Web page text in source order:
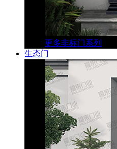
更多非标门系列
生态门